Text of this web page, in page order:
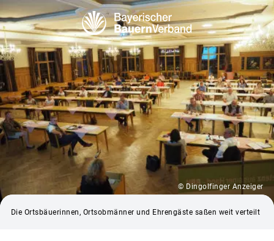
© Dingolfinger Anzeiger
Die Ortsbäuerinnen, Ortsobmänner und Ehrengäste saßen weit verteilt